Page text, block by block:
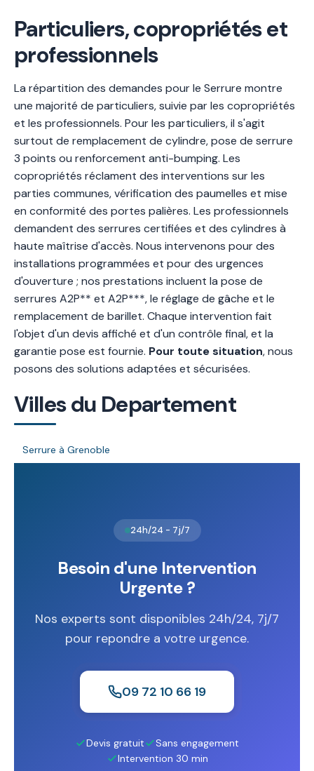
Particuliers, copropriétés et
professionnels
La répartition des demandes pour le Serrure montre
une majorité de particuliers, suivie par les copropriétés
et les professionnels. Pour les particuliers, il s'agit
surtout de remplacement de cylindre, pose de serrure
3 points ou renforcement anti-bumping. Les
copropriétés réclament des interventions sur les
parties communes, vérification des paumelles et mise
en conformité des portes palières. Les professionnels
demandent des serrures certifiées et des cylindres à
haute maîtrise d'accès. Nous intervenons pour des
installations programmées et pour des urgences
d'ouverture ; nos prestations incluent la pose de
serrures A2P** et A2P***, le réglage de gâche et le
remplacement de barillet. Chaque intervention fait
l'objet d'un devis affiché et d'un contrôle final, et la
garantie pose est fournie. Pour toute situation, nous
posons des solutions adaptées et sécurisées.
Villes du Departement
Serrure à Grenoble
24h/24 - 7j/7
Besoin d'une Intervention
Urgente ?
Nos experts sont disponibles 24h/24, 7j/7
pour repondre a votre urgence.
09 72 10 66 19
Devis gratuit
Sans engagement
Intervention 30 min